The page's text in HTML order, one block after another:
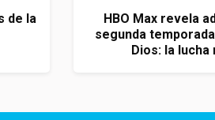
de la
HBO Max revela
segunda
Dios: la lucha